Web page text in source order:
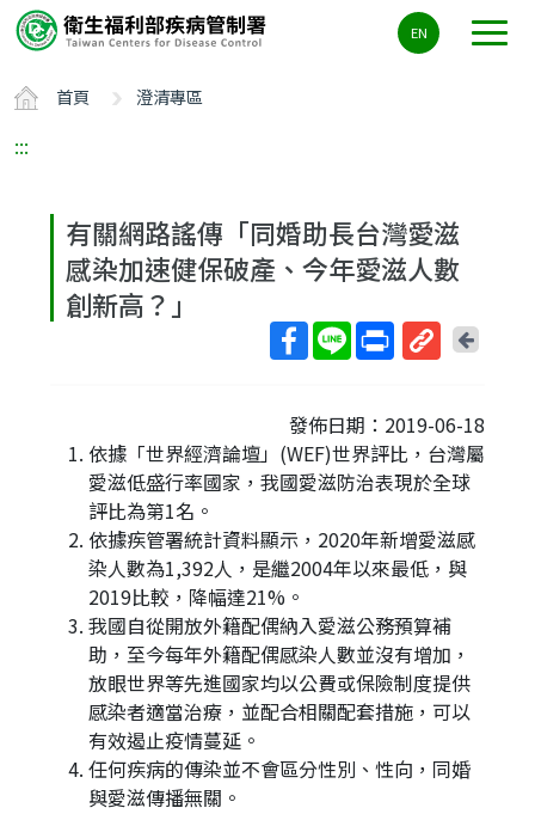
要
容
ALT+C
EN
首頁 澄清專區
:::
有關網路謠傳「同婚助長台灣愛滋
感染加速健保破產、今年愛滋人數
創新高？」
短
網
址
回
頁
發佈日期：2019-06-18
依據「世界經濟論壇」(WEF)世界評比，台灣屬
愛滋低盛行率國家，我國愛滋防治表現於全球
評比為第1名。
依據疾管署統計資料顯示，2020年新增愛滋感
染人數為1,392人，是繼2004年以來最低，與
2019比較，降幅達21%。
我國自從開放外籍配偶納入愛滋公務預算補
助，至今每年外籍配偶感染人數並沒有增加，
放眼世界等先進國家均以公費或保險制度提供
感染者適當治療，並配合相關配套措施，可以
有效遏止疫情蔓延。
任何疾病的傳染並不會區分性別、性向，同婚
與愛滋傳播無關。